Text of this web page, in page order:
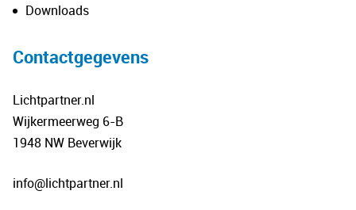
Downloads
Contactgegevens
Lichtpartner.nl
Wijkermeerweg 6-B
1948 NW Beverwijk
info@lichtpartner.nl